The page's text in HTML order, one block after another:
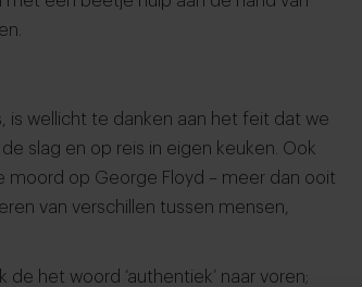
is wellicht te danken aan het feit dat we
slag en op reis in eigen keuken. Ook
moord op George Floyd – meer dan ooit
van verschillen tussen mensen,
het woord ‘authentiek’ naar voren;